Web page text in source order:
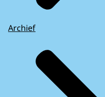
Archief